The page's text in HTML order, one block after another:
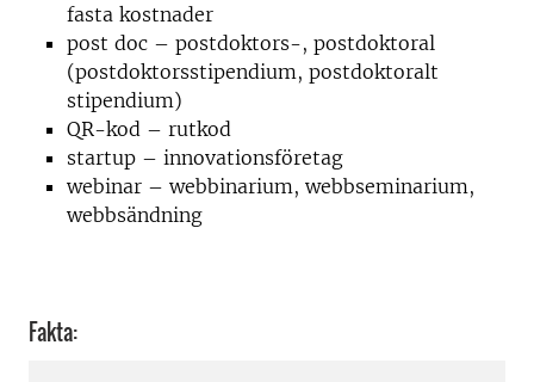
fasta kostnader
post doc – postdoktors-, postdoktoral
(postdoktorsstipendium, postdoktoralt
stipendium)
QR-kod – rutkod
startup – innovationsföretag
webinar – webbinarium, webbseminarium,
webbsändning
Fakta: